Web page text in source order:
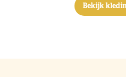
Bekijk